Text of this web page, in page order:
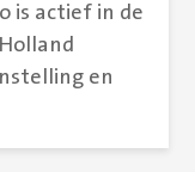
is actief in de
en